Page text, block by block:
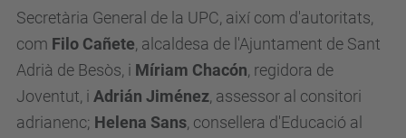
Secretària General de la UPC, així com d'autoritats,
com Filo Cañete, alcaldesa de l'Ajuntament de Sant
Adrià de Besòs, i Míriam Chacón, regidora de
Joventut, i Adrián Jiménez, assessor al consitori
adrianenc; Helena Sans, consellera d'Educació al